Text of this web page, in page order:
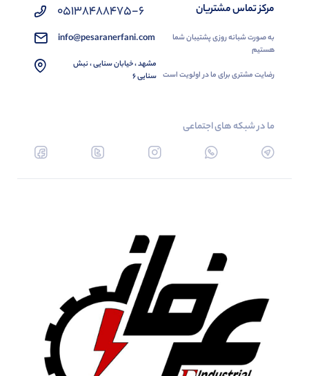
مرکز تماس مشتریان
به صورت شبانه روزی پشتیبان شما
هستیم
رضایت مشتری برای ما در اولویت است
05138488475-6
info@pesaranerfani.com
مشهد ، خیابان سنایی ، نبش
سنایی 6
ما در شبکه های اجتماعی